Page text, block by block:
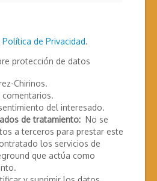
Política de Privacidad.
protección de datos
Chirinos.
del interesado.
de tratamiento: No se
a terceros para prestar este
los servicios de
que actúa como